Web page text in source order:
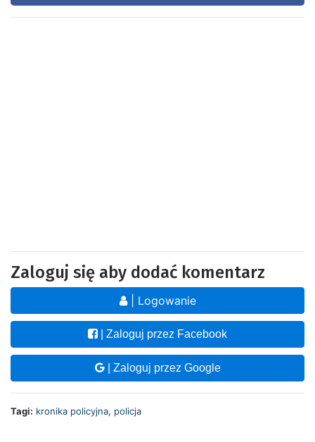
Zaloguj się aby dodać komentarz
| Logowanie
| Zaloguj przez Facebook
| Zaloguj przez Google
Tagi: kronika policyjna, policja